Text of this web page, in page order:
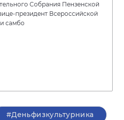
Собрания Пензенской
президент Всероссийской
самбо
#Деньфизкультурника